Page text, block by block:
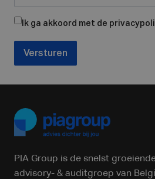
Ik ga akkoord met de
Versturen
PIA Group is de snelst
advisory- & auditgroep van